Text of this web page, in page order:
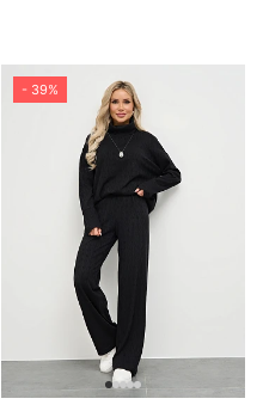
- 39%